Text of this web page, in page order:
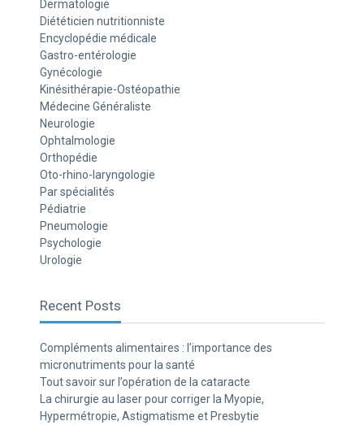
Dermatologie
Diététicien nutritionniste
Encyclopédie médicale
Gastro-entérologie
Gynécologie
Kinésithérapie-Ostéopathie
Médecine Généraliste
Neurologie
Ophtalmologie
Orthopédie
Oto-rhino-laryngologie
Par spécialités
Pédiatrie
Pneumologie
Psychologie
Urologie
Recent Posts
Compléments alimentaires : l’importance des
micronutriments pour la santé
Tout savoir sur l’opération de la cataracte
La chirurgie au laser pour corriger la Myopie,
Hypermétropie, Astigmatisme et Presbytie